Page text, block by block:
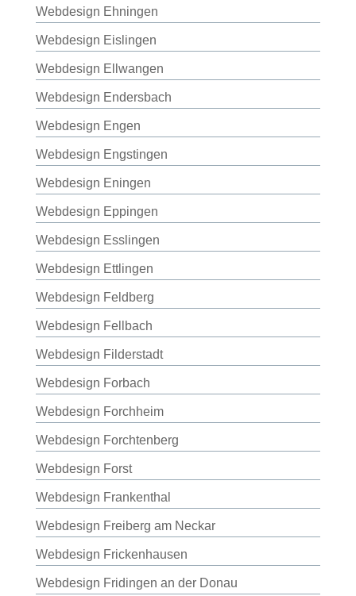
Webdesign Ehningen
Webdesign Eislingen
Webdesign Ellwangen
Webdesign Endersbach
Webdesign Engen
Webdesign Engstingen
Webdesign Eningen
Webdesign Eppingen
Webdesign Esslingen
Webdesign Ettlingen
Webdesign Feldberg
Webdesign Fellbach
Webdesign Filderstadt
Webdesign Forbach
Webdesign Forchheim
Webdesign Forchtenberg
Webdesign Forst
Webdesign Frankenthal
Webdesign Freiberg am Neckar
Webdesign Frickenhausen
Webdesign Fridingen an der Donau